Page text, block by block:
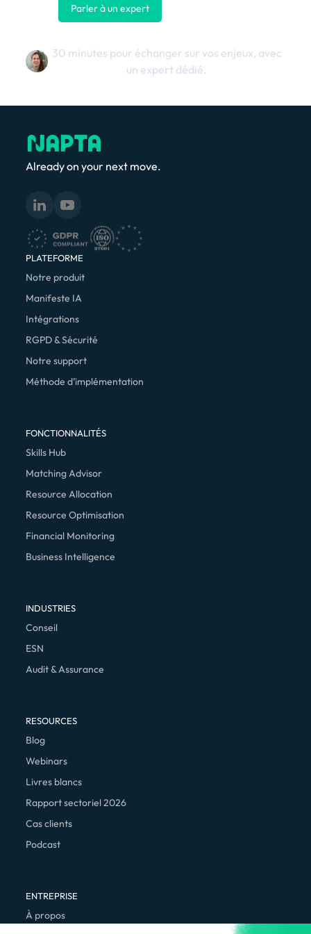
Parler à un expert
30 minutes pour échanger sur vos enjeux, avec
un expert dédié.
Already on your next move.
PLATEFORME
Notre produit
Manifeste IA
Intégrations
RGPD & Sécurité
Notre support
Méthode d’implémentation
FONCTIONNALITÉS
Skills Hub
Matching Advisor
Resource Allocation
Resource Optimisation
Financial Monitoring
Business Intelligence
INDUSTRIES
Conseil
ESN
Audit & Assurance
RESOURCES
Blog
Webinars
Livres blancs
Rapport sectoriel 2026
Cas clients
Podcast
ENTREPRISE
À propos